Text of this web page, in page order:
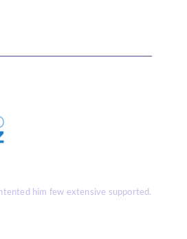
him few extensive supported.